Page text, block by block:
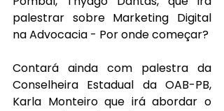
palestrar sobre Marketing Digital
na Advocacia - Por onde começar?
Contará ainda com palestra da
Conselheira Estadual da OAB-PB,
Karla Monteiro que irá abordar o